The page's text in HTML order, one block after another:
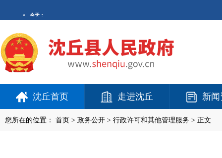
沈丘首页 走进沈丘 新
您所在的位置： 首页 > 政务公开 > 行政许可和其他管理服务 > 正文